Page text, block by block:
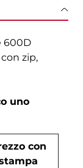
600D
zip,
uno
con